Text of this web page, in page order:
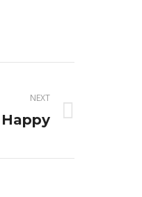
NEXT